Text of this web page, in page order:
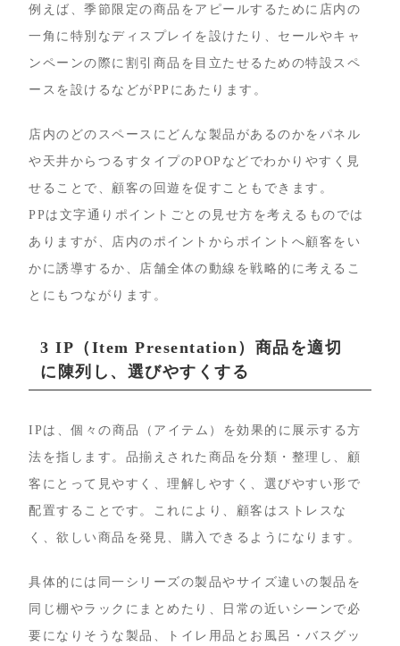
例えば、季節限定の商品をアピールするために店内の
一角に特別なディスプレイを設けたり、セールやキャ
ンペーンの際に割引商品を目立たせるための特設スペ
ースを設けるなどがPPにあたります。
店内のどのスペースにどんな製品があるのかをパネル
や天井からつるすタイプのPOPなどでわかりやすく見
せることで、顧客の回遊を促すこともできます。
PPは文字通りポイントごとの見せ方を考えるものでは
ありますが、店内のポイントからポイントへ顧客をい
かに誘導するか、店舗全体の動線を戦略的に考えるこ
とにもつながります。
3 IP（Item Presentation）商品を適切
に陳列し、選びやすくする
IPは、個々の商品（アイテム）を効果的に展示する方
法を指します。品揃えされた商品を分類・整理し、顧
客にとって見やすく、理解しやすく、選びやすい形で
配置することです。これにより、顧客はストレスな
く、欲しい商品を発見、購入できるようになります。
具体的には同一シリーズの製品やサイズ違いの製品を
同じ棚やラックにまとめたり、日常の近いシーンで必
要になりそうな製品、トイレ用品とお風呂・バスグッ